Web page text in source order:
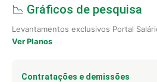
📉 Gráficos de pesquisa
Levantamentos exclusivos Portal
Ver Planos
Contratações e demissões